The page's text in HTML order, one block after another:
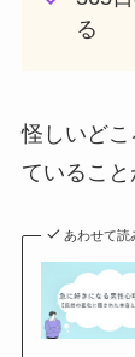
る
怪しいど
ていること
あわせて読